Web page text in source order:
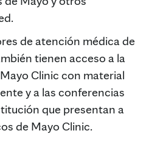
de atención médica de
tienen acceso a la
Clinic con material
y a las conferencias
que presentan a
de Mayo Clinic.